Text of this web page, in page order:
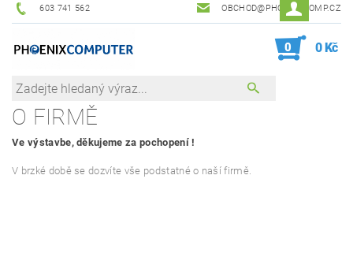
603 741 562 OBCHOD@PHOENIXCOMP.CZ
0 0 Kč
O FIRMĚ
Ve výstavbe, děkujeme za pochopení !
V brzké době se dozvíte vše podstatné o naší firmě.